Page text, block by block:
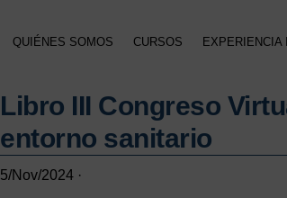
QUIÉNES SOMOS CURSOS EXPERIENCIA
Libro III Congreso
entorno sanitario
5/Nov/2024 ·